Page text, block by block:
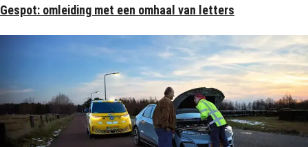
Gespot: omleiding met een omhaal van letters